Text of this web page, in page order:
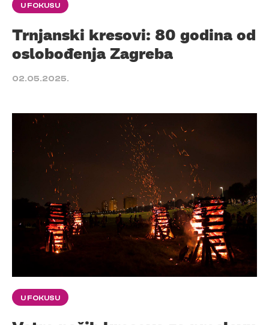
U FOKUSU
Trnjanski kresovi: 80 godina od
oslobođenja Zagreba
02.05.2025.
U FOKUSU